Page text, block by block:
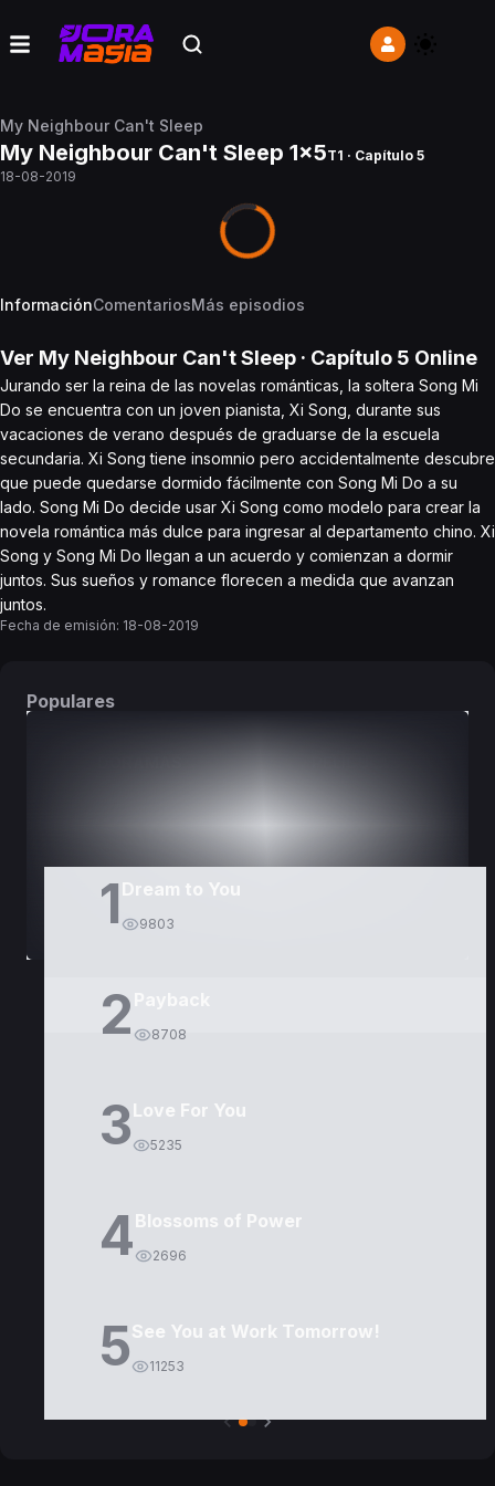
My Neighbour Can't Sleep
My Neighbour Can't Sleep 1x5T1 · Capítulo 5
18-08-2019
InformaciónComentariosMás episodios
Ver My Neighbour Can't Sleep · Capítulo 5 Online
Jurando ser la reina de las novelas románticas, la soltera Song Mi
Do se encuentra con un joven pianista, Xi Song, durante sus
vacaciones de verano después de graduarse de la escuela
secundaria. Xi Song tiene insomnio pero accidentalmente descubre
que puede quedarse dormido fácilmente con Song Mi Do a su
lado. Song Mi Do decide usar Xi Song como modelo para crear la
novela romántica más dulce para ingresar al departamento chino. Xi
Song y Song Mi Do llegan a un acuerdo y comienzan a dormir
juntos. Sus sueños y romance florecen a medida que avanzan
juntos.
Fecha de emisión: 18-08-2019
Populares
1 Dream to You
9803
2 8708
3Love For You
5235
4Blossoms of Power
2696
5See You at Work Tomorrow!
11253